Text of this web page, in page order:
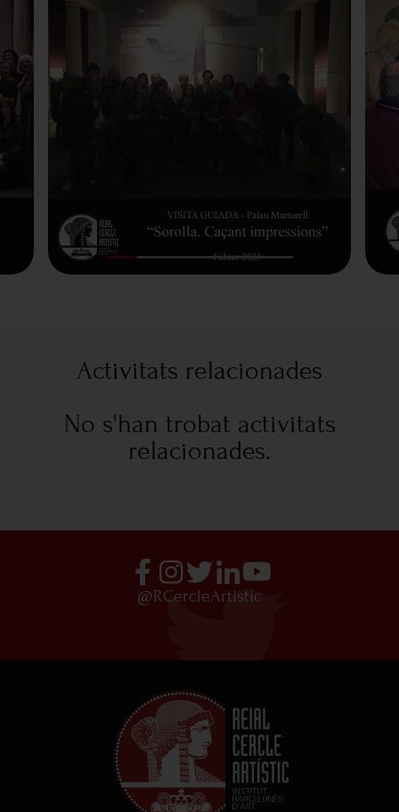
Activitats relacionades
No s'han trobat activitats
relacionades.
@RCercleArtistic